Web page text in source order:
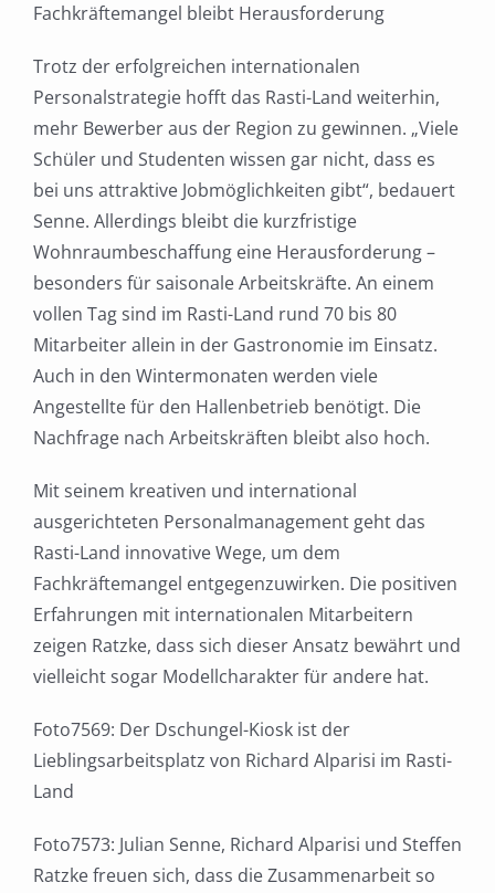
Fachkräftemangel bleibt Herausforderung
Trotz der erfolgreichen internationalen
Personalstrategie hofft das Rasti-Land weiterhin,
mehr Bewerber aus der Region zu gewinnen. „Viele
Schüler und Studenten wissen gar nicht, dass es
bei uns attraktive Jobmöglichkeiten gibt“, bedauert
Senne. Allerdings bleibt die kurzfristige
Wohnraumbeschaffung eine Herausforderung –
besonders für saisonale Arbeitskräfte. An einem
vollen Tag sind im Rasti-Land rund 70 bis 80
Mitarbeiter allein in der Gastronomie im Einsatz.
Auch in den Wintermonaten werden viele
Angestellte für den Hallenbetrieb benötigt. Die
Nachfrage nach Arbeitskräften bleibt also hoch.
Mit seinem kreativen und international
ausgerichteten Personalmanagement geht das
Rasti-Land innovative Wege, um dem
Fachkräftemangel entgegenzuwirken. Die positiven
Erfahrungen mit internationalen Mitarbeitern
zeigen Ratzke, dass sich dieser Ansatz bewährt und
vielleicht sogar Modellcharakter für andere hat.
Foto7569: Der Dschungel-Kiosk ist der
Lieblingsarbeitsplatz von Richard Alparisi im Rasti-
Land
Foto7573: Julian Senne, Richard Alparisi und Steffen
Ratzke freuen sich, dass die Zusammenarbeit so